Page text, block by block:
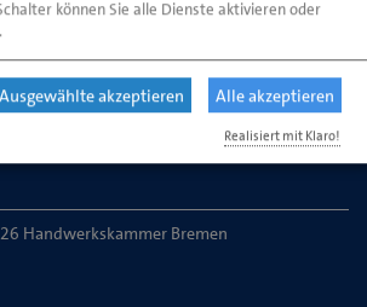
Handwerkskammer Bremen
können Sie alle Dienste aktivieren oder
Ausgewählte akzeptieren Alle akzeptieren
Realisiert mit Klaro!